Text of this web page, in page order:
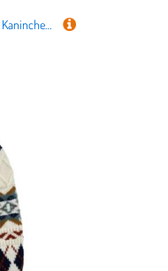
ＡＷＨＡＯ Toilettenbox für Kaninchen, Pipischale, Käfigzubehör für kleine Tiere, Beige